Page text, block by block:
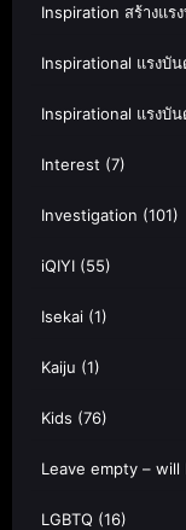
Inspiration สร้างแร
Inspirational แรงบัน
Inspirational แรงบัน
Interest (7)
Investigation (101)
iQIYI (55)
Isekai (1)
Kaiju (1)
Kids (76)
Leave empty –
LGBTQ (16)